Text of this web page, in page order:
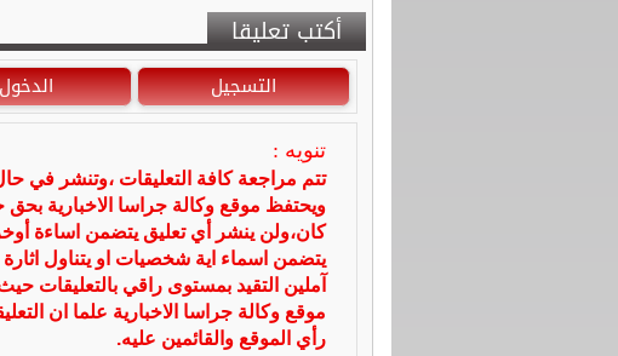
أكتب تعليقا
التسجيل
تنويه :
تتم مراجعة كافة التعليقات ،وتنشر في
ويحتفظ موقع وكالة جراسا الاخبارية
كان،ولن ينشر أي تعليق يتضمن اساءة
يتضمن اسماء اية شخصيات او يتناول اثارة
آملين التقيد بمستوى راقي بالتعليقات
موقع وكالة جراسا الاخبارية علما ان
رأي الموقع والقائمين عليه.